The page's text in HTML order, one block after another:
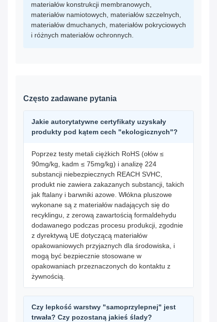
materiałów konstrukcji membranowych,
materiałów namiotowych, materiałów szczelnych,
materiałów dmuchanych, materiałów pokryciowych
i różnych materiałów ochronnych.
Często zadawane pytania
Jakie autorytatywne certyfikaty uzyskały
produkty pod kątem cech "ekologicznych"?
Poprzez testy metali ciężkich RoHS (ołów ≤
90mg/kg, kadm ≤ 75mg/kg) i analizę 224
substancji niebezpiecznych REACH SVHC,
produkt nie zawiera zakazanych substancji, takich
jak ftalany i barwniki azowe. Włókna pluszowe
wykonane są z materiałów nadających się do
recyklingu, z zerową zawartością formaldehydu
dodawanego podczas procesu produkcji, zgodnie
z dyrektywą UE dotyczącą materiałów
opakowaniowych przyjaznych dla środowiska, i
mogą być bezpiecznie stosowane w
opakowaniach przeznaczonych do kontaktu z
żywnością.
Czy lepkość warstwy "samoprzylepnej" jest
trwała? Czy pozostaną jakieś ślady?